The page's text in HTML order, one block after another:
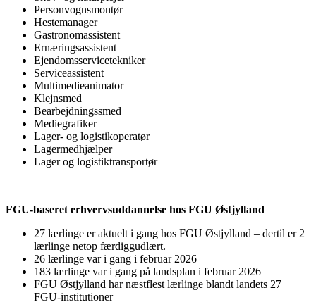
Personvognsmontør
Hestemanager
Gastronomassistent
Ernæringsassistent
Ejendomsservicetekniker
Serviceassistent
Multimedieanimator
Klejnsmed
Bearbejdningssmed
Mediegrafiker
Lager- og logistikoperatør
Lagermedhjælper
Lager og logistiktransportør
FGU-baseret erhvervsuddannelse hos FGU Østjylland
27 lærlinge er aktuelt i gang hos FGU Østjylland – dertil er 2
lærlinge netop færdiggudlært.
26 lærlinge var i gang i februar 2026
183 lærlinge var i gang på landsplan i februar 2026
FGU Østjylland har næstflest lærlinge blandt landets 27
FGU-institutioner